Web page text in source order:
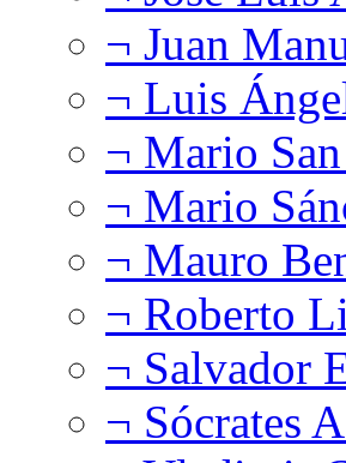
¬ Juan
¬ Luis
¬ Mario
¬ Mario
¬ Mauro
¬ Roberto
¬ Salvador
¬ Sócrates